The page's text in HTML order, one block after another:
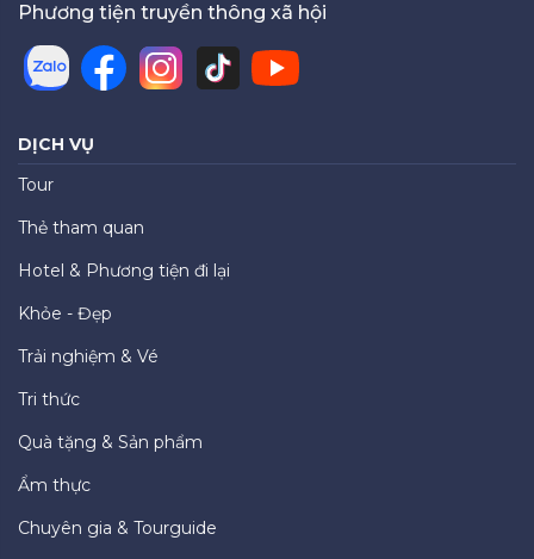
Phương tiện truyền thông xã hội
DỊCH VỤ
Tour
Thẻ tham quan
Hotel & Phương tiện đi lại
Khỏe - Đẹp
Trải nghiệm & Vé
Tri thức
Quà tặng & Sản phẩm
Ẩm thực
Chuyên gia & Tourguide